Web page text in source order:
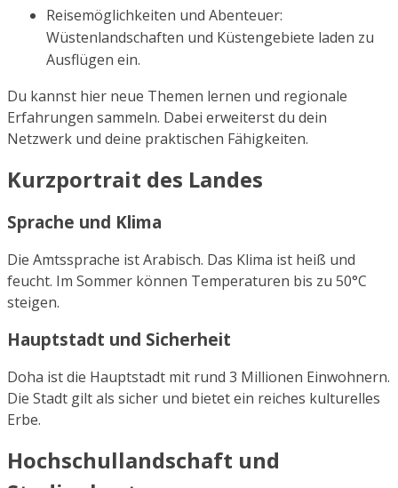
Reisemöglichkeiten und Abenteuer:
Wüstenlandschaften und Küstengebiete laden zu
Ausflügen ein.
Du kannst hier neue Themen lernen und regionale
Erfahrungen sammeln. Dabei erweiterst du dein
Netzwerk und deine praktischen Fähigkeiten.
Kurzportrait des Landes
Sprache und Klima
Die Amtssprache ist Arabisch. Das Klima ist heiß und
feucht. Im Sommer können Temperaturen bis zu 50°C
steigen.
Hauptstadt und Sicherheit
Doha ist die Hauptstadt mit rund 3 Millionen Einwohnern.
Die Stadt gilt als sicher und bietet ein reiches kulturelles
Erbe.
Hochschullandschaft und